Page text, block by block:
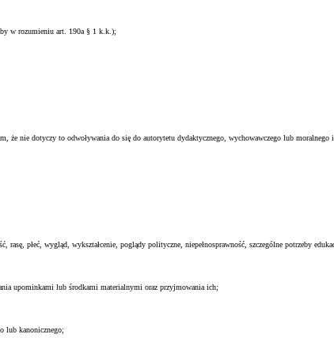
w rozumieniu art. 190a § 1 k.k.);
że nie dotyczy to odwoływania do się do autorytetu dydaktycznego, wychowawczego lub moralnego
płeć, wygląd, wykształcenie, poglądy polityczne, niepełnosprawność, szczególne potrzeby
upominkami lub środkami materialnymi oraz przyjmowania ich;
lub kanonicznego;